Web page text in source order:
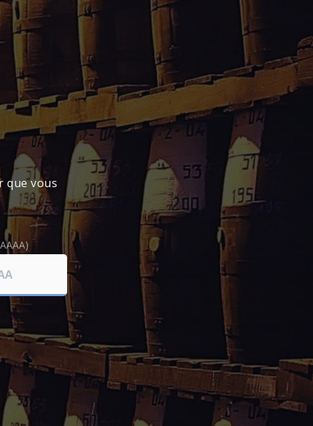
de l’usine sucrière de GROSSE-
métropolitaine, vous devrez vous acquitter
: 5 € si vous réglez en ligne, 8 € si
que vous